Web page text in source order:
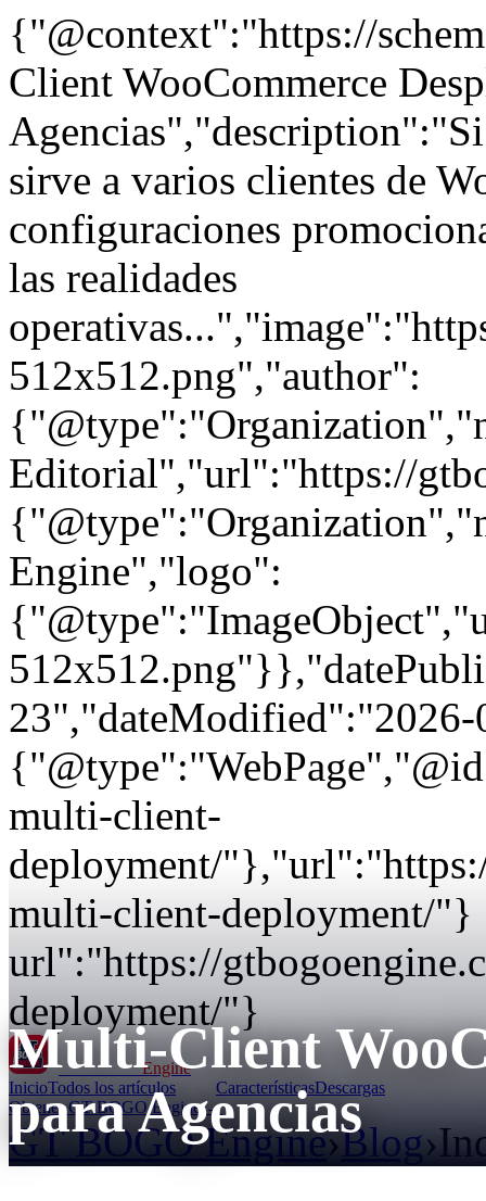
{"@context":"https://
Client WooCommerce
sirve a varios clientes de
configuraciones
las realidades
512x512.png","author":
Editorial","url":"https://
Engine","logo":
multi-client-
deployment/
multi-client-deployment/"}
url":"https://
deployment/"}
GT BOGOEngine
InicioTodos los artículos CaracterísticasDescargas
Obtener GT BOGO Engine →
GT BOGO Engine›Blog›
Multi-Client
para Agencias